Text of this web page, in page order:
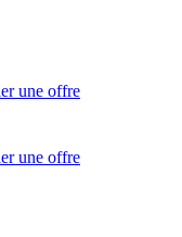
une offre
une offre